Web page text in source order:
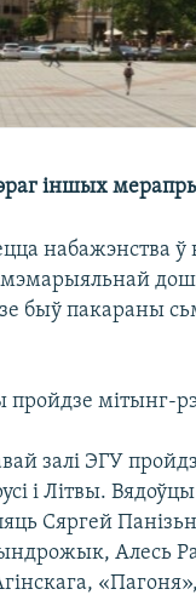
іншых
набажэнства
мэмарыяльнай
быў пакараны
мітынг-
залі ЭГУ
і Літвы.
Сяргей
Алесь